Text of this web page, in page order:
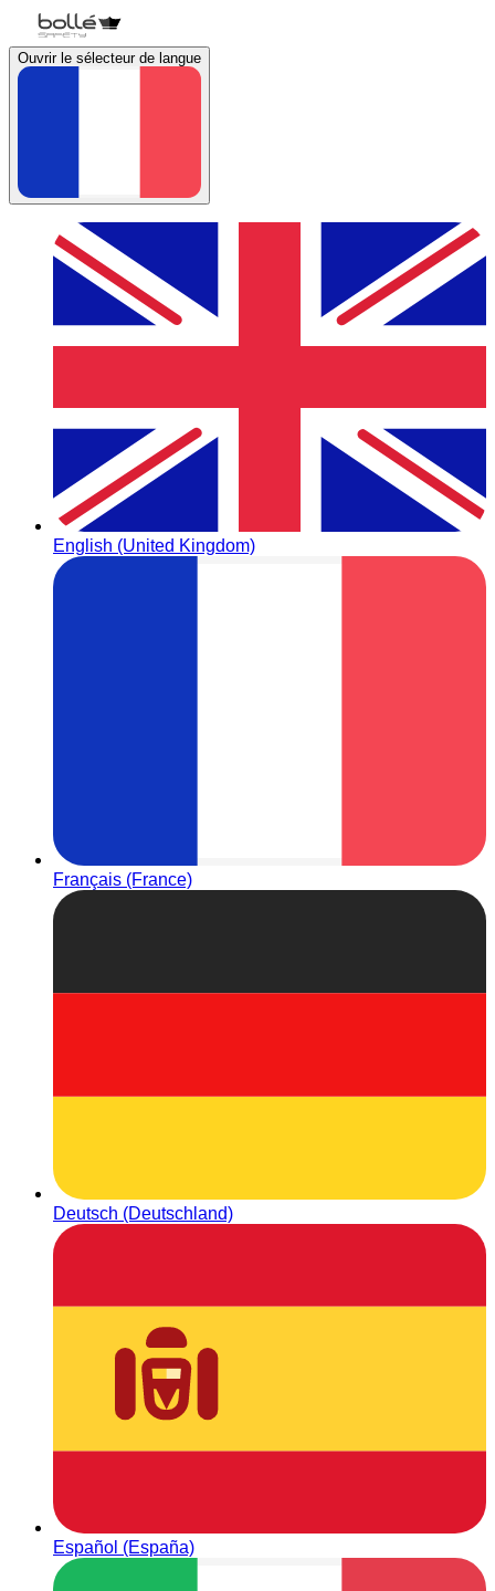
Ouvrir le sélecteur de langue
English (United Kingdom)
Français (France)
Deutsch (Deutschland)
Español (España)